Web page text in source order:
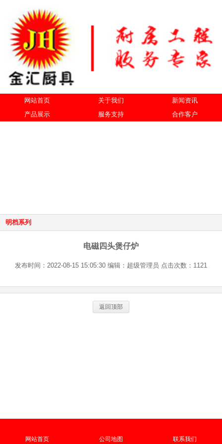
网站首页 关于我们
新闻资讯
产品展示
服务支持 合作客户
明档系列
电磁四头煲仔炉
发布时间：2022-08-15 15:05:30 编辑：超级管理员 点击次数：1121
返回顶部
网站首页 公司地图 联系我们